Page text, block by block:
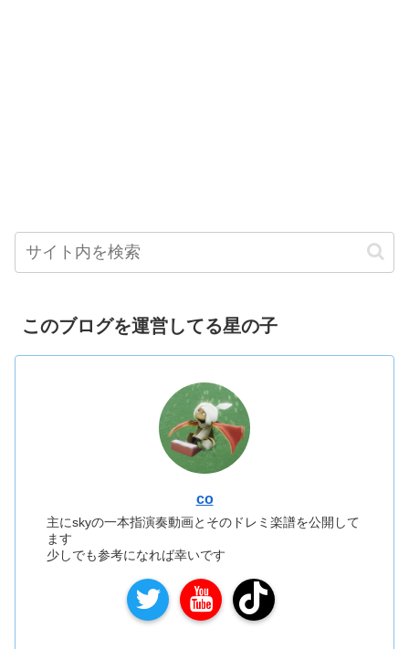
このブログを運営してる星の子
co
主にskyの一本指演奏動画とそのドレミ楽譜を公開して
ます
少しでも参考になれば幸いです